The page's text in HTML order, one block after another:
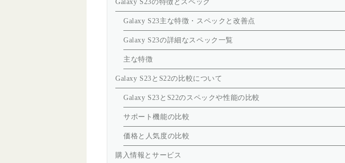
Galaxy S23の特徴とスペック
Galaxy S23主な特徴・スペックと改善点
Galaxy S23の詳細なスペック一覧
主な特徴
Galaxy S23とS22の比較について
Galaxy S23とS22のスペックや性能の比較
サポート機能の比較
価格と人気度の比較
購入情報とサービス